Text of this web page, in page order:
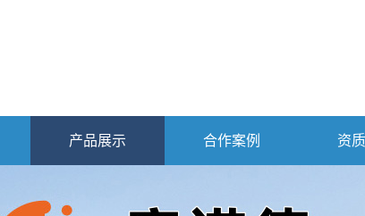
产品展示 合作案例 资